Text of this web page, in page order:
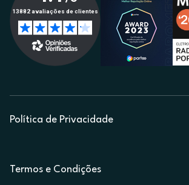
Política de Privacidade
Termos e Condições